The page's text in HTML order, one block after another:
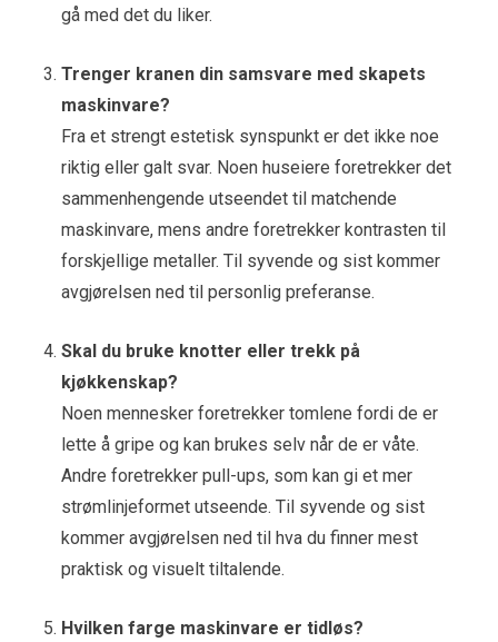
gå med det du liker.
Trenger kranen din samsvare med skapets
maskinvare?
Fra et strengt estetisk synspunkt er det ikke noe
riktig eller galt svar. Noen huseiere foretrekker det
sammenhengende utseendet til matchende
maskinvare, mens andre foretrekker kontrasten til
forskjellige metaller. Til syvende og sist kommer
avgjørelsen ned til personlig preferanse.
Skal du bruke knotter eller trekk på
kjøkkenskap?
Noen mennesker foretrekker tomlene fordi de er
lette å gripe og kan brukes selv når de er våte.
Andre foretrekker pull-ups, som kan gi et mer
strømlinjeformet utseende. Til syvende og sist
kommer avgjørelsen ned til hva du finner mest
praktisk og visuelt tiltalende.
Hvilken farge maskinvare er tidløs?